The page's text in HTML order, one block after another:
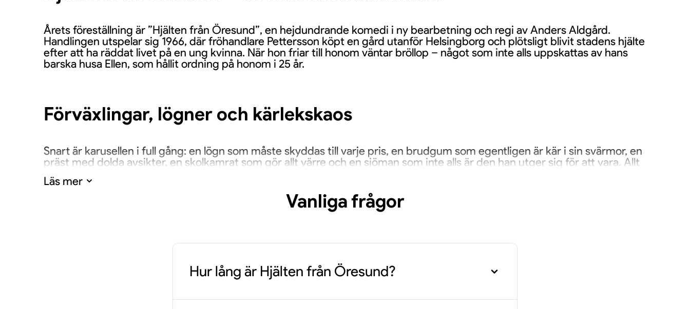
Årets föreställning är ”Hjälten från Öresund”, en hejdundrande komedi i ny bearbetning och regi av Anders Aldgård.
Handlingen utspelar sig 1966, där fröhandlare Pettersson köpt en gård utanför Helsingborg och plötsligt blivit stadens hjälte
efter att ha räddat livet på en ung kvinna. När hon friar till honom väntar bröllop – något som inte alls uppskattas av hans
barska husa Ellen, som hållit ordning på honom i 25 år.
Förväxlingar, lögner och kärlekskaos
Snart är karusellen i full gång: en lögn som måste skyddas till varje pris, en brudgum som egentligen är kär i sin svärmor, en
präst med dolda avsikter, en skolkamrat som gör allt värre och en sjöman som inte alls är den han utger sig för att vara. Allt
utvecklas till en virvlande röra av missförstånd, sång, dans och skratt – precis sådan fars som publiken älskat i generationer.
När ridån går ner sommaren 2026 sätter Eva Rydberg punkt för en av Sveriges mest älskade sommarteatertraditioner. Med
Claes Malmberg vid sin sida och en föreställning som sprudlar av musik, komik och kärlek blir detta både ett tack och ett
farväl. En epok går i mål – men minnena från somrarna i Helsingborg lever vidare långt efter sista applåden.
Läs mer
Vanliga frågor
Hur lång är Hjälten från Öresund?